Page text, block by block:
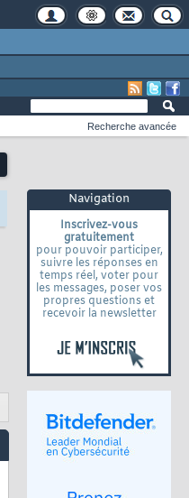
Recherche avancée
Navigation
Inscrivez-vous
gratuitement
pour pouvoir participer,
suivre les réponses en
temps réel, voter pour
les messages, poser vos
propres questions et
recevoir la newsletter